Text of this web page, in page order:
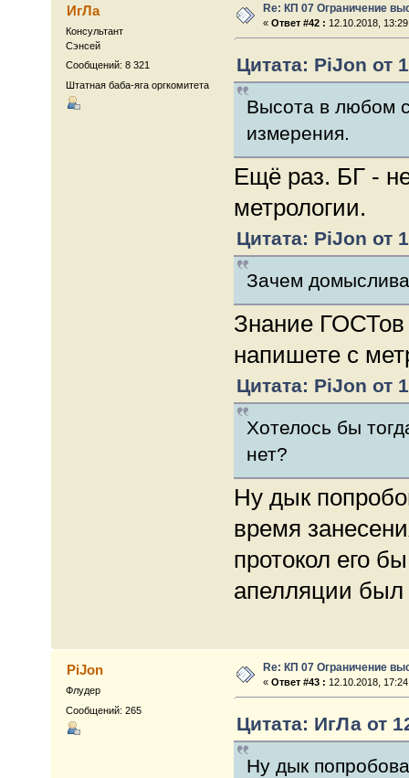
ИгЛа
Консультант
Сэнсей
Сообщений: 8 321
Штатная баба-яга оргкомитета
Re: КП 07 Ограничение
«Ответ #42 : 12.10.2018,
Цитата: PiJon от
Высота в любом
измерения.
Ещё раз. БГ -
метрологии.
Цитата: PiJon от
Зачем
Знание ГОСТов
напишете с
Цитата: PiJon от
Хотелось бы
нет?
Ну дык
время
протокол его
апелляции был
PiJon
Флудер
Сообщений: 265
Re: КП 07 Ограничение
«Ответ #43 : 12.10.2018,
Цитата: ИгЛа от
Ну дык